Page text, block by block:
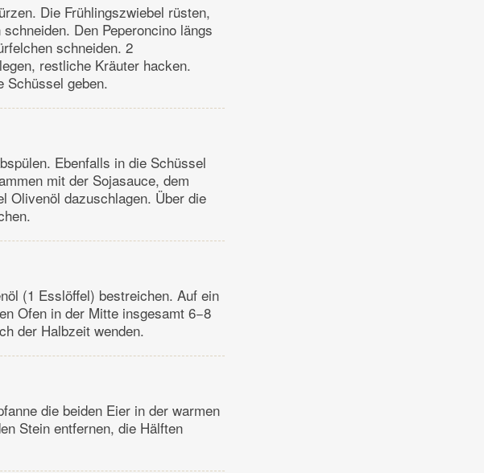
Die Frühlingszwiebel rüsten,
Den Peperoncino längs
schneiden. 2
restliche Kräuter hacken.
Schüssel geben.
Ebenfalls in die Schüssel
mit der Sojasauce, dem
Olivenöl dazuschlagen. Über die
(1 Esslöffel) bestreichen. Auf ein
Ofen in der Mitte insgesamt 6−8
der Halbzeit wenden.
die beiden Eier in der warmen
Stein entfernen, die Hälften